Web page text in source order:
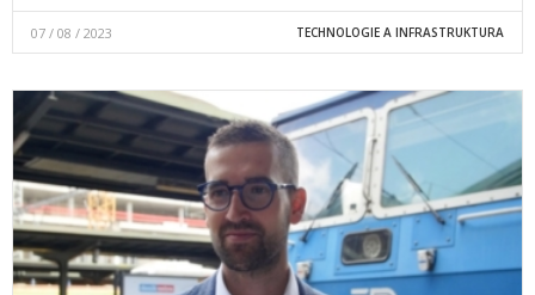
07 / 08 / 2023 TECHNOLOGIE A INFRASTRUKTURA